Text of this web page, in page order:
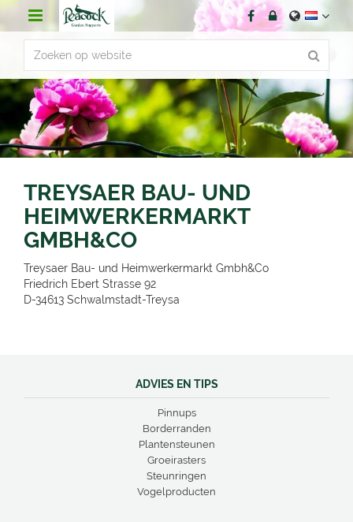
r
n
t
TREYSAER BAU- UND
HEIMWERKERMARKT
GMBH&CO
Treysaer Bau- und Heimwerkermarkt Gmbh&Co
Friedrich Ebert Strasse 92
D-34613 Schwalmstadt-Treysa
ADVIES EN TIPS
Pinnups
Borderranden
Plantensteunen
Groeirasters
Steunringen
Vogelproducten